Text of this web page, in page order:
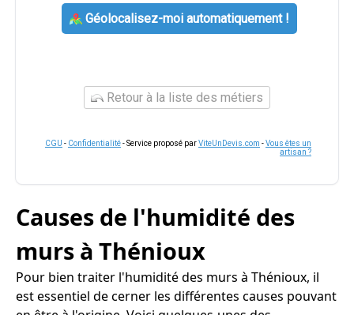
Géolocalisez-moi automatiquement !
Retour à la liste des métiers
CGU - Confidentialité- Service proposé parViteUnDevis.com -Vous êtes un
artisan ?
Causes de l'humidité des
murs à Thénioux
Pour bien traiter l'humidité des murs à Thénioux, il
est essentiel de cerner les différentes causes pouvant